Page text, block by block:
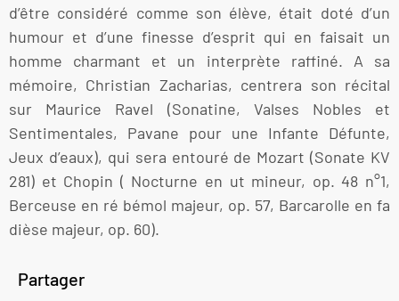
d’être considéré comme son élève, était doté d’un
humour et d’une finesse d’esprit qui en faisait un
homme charmant et un interprète raffiné. A sa
mémoire, Christian Zacharias, centrera son récital
sur Maurice Ravel (Sonatine, Valses Nobles et
Sentimentales, Pavane pour une Infante Défunte,
Jeux d’eaux), qui sera entouré de Mozart (Sonate KV
281) et Chopin ( Nocturne en ut mineur, op. 48 n°1,
Berceuse en ré bémol majeur, op. 57, Barcarolle en fa
dièse majeur, op. 60).
Partager